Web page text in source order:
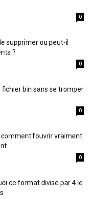
0
supprimer ou peut-il
?
0
bin sans se tromper
0
comment l’ouvrir vraiment
0
ce format divise par 4 le